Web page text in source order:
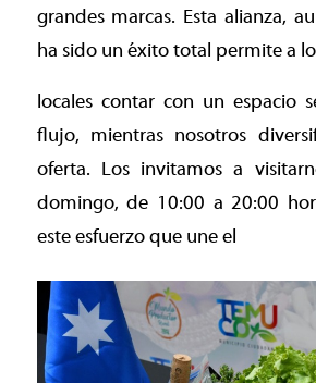
grandes marcas. Esta alianza,
ha sido un éxito total permite a
locales contar con un espacio
flujo, mientras nosotros
oferta. Los invitamos a
domingo, de 10:00 a 20:00
este esfuerzo que une el